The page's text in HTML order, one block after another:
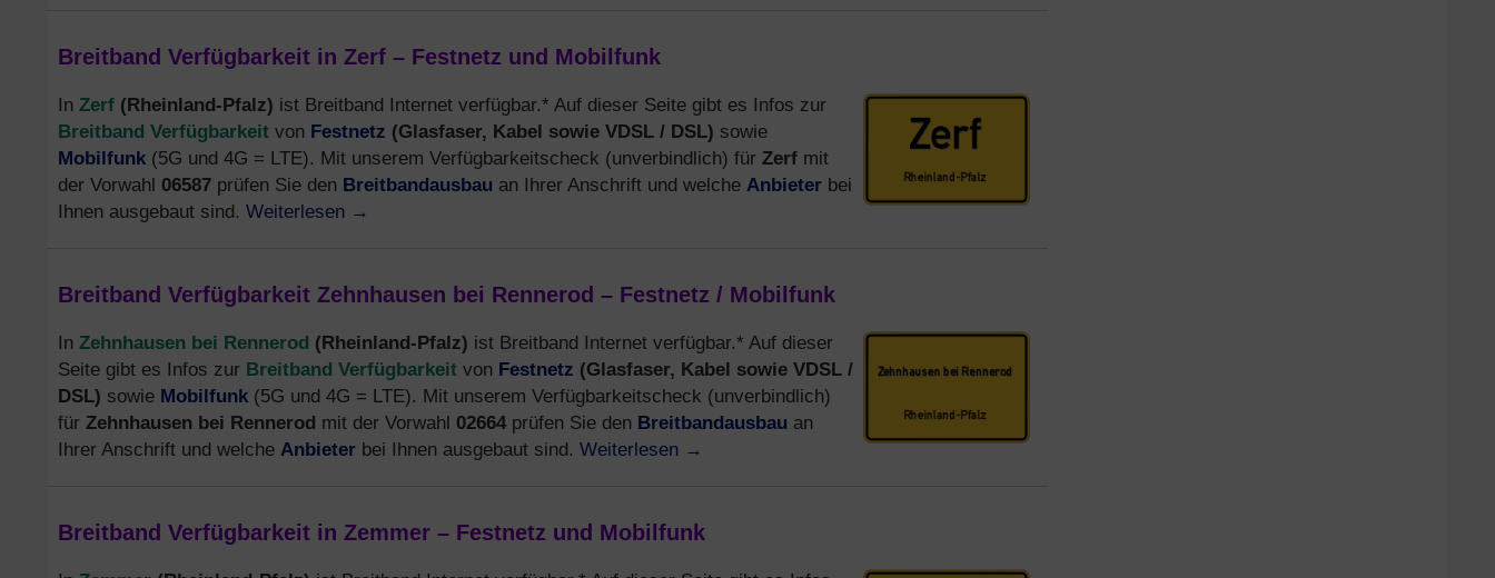
Breitband Verfügbarkeit in Zerf – Festnetz und Mobilfunk
In Zerf (Rheinland-Pfalz) ist Breitband Internet verfügbar.* Auf dieser Seite gibt es Infos zur
Breitband Verfügbarkeit von Festnetz (Glasfaser, Kabel sowie VDSL / DSL) sowie
Mobilfunk (5G und 4G = LTE). Mit unserem Verfügbarkeitscheck (unverbindlich) für Zerf mit
der Vorwahl 06587 prüfen Sie den Breitbandausbau an Ihrer Anschrift und welche Anbieter bei
Ihnen ausgebaut sind. Weiterlesen →
Breitband Verfügbarkeit Zehnhausen bei Rennerod – Festnetz / Mobilfunk
In Zehnhausen bei Rennerod (Rheinland-Pfalz) ist Breitband Internet verfügbar.* Auf dieser
Seite gibt es Infos zur Breitband Verfügbarkeit von Festnetz (Glasfaser, Kabel sowie VDSL /
DSL) sowie Mobilfunk (5G und 4G = LTE). Mit unserem Verfügbarkeitscheck (unverbindlich)
für Zehnhausen bei Rennerod mit der Vorwahl 02664 prüfen Sie den Breitbandausbau an
Ihrer Anschrift und welche Anbieter bei Ihnen ausgebaut sind. Weiterlesen →
Breitband Verfügbarkeit in Zemmer – Festnetz und Mobilfunk